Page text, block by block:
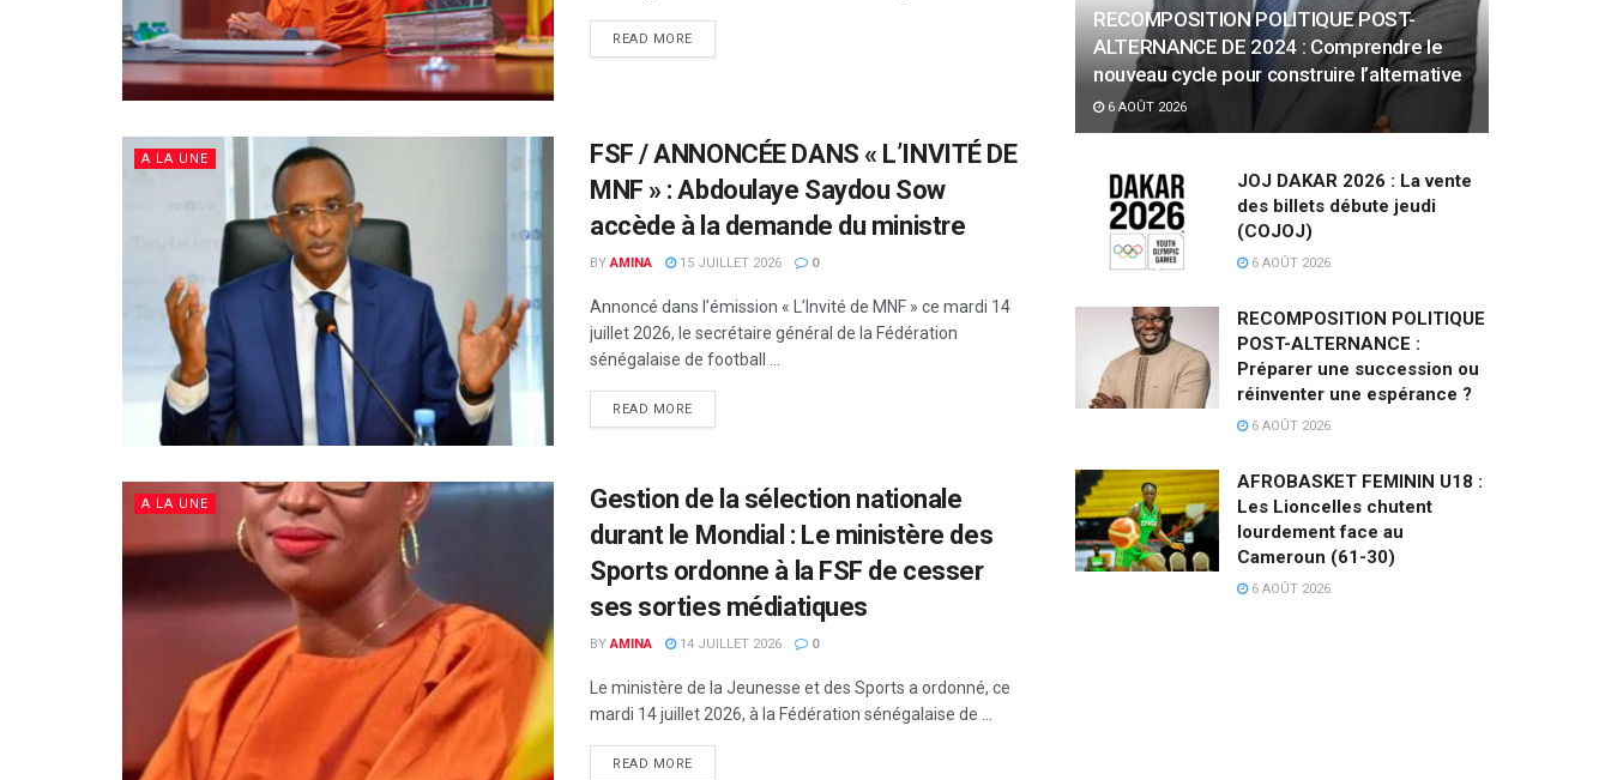
READ MORE
A LA UNE
FSF / ANNONCÉE DANS « L’INVITÉ DE
MNF » : Abdoulaye Saydou Sow
accède à la demande du ministre
BY AMINA 15 JUILLET 2026 0
Annoncé dans l’émission « L’Invité de MNF » ce mardi 14
juillet 2026, le secrétaire général de la Fédération
sénégalaise de football ...
READ MORE
A LA UNE
Gestion de la sélection nationale
durant le Mondial : Le ministère des
Sports ordonne à la FSF de cesser
ses sorties médiatiques
BY AMINA 14 JUILLET 2026 0
Le ministère de la Jeunesse et des Sports a ordonné, ce
mardi 14 juillet 2026, à la Fédération sénégalaise de ...
READ MORE
RECOMPOSITION POLITIQUE POST-
ALTERNANCE DE 2024 : Comprendre le
nouveau cycle pour construire l’alternative
6 AOÛT 2026
JOJ DAKAR 2026 : La vente
des billets débute jeudi
(COJOJ)
6 AOÛT 2026
RECOMPOSITION POLITIQUE
POST-ALTERNANCE :
Préparer une succession ou
réinventer une espérance ?
6 AOÛT 2026
AFROBASKET FEMININ U18 :
Les Lioncelles chutent
lourdement face au
Cameroun (61-30)
6 AOÛT 2026